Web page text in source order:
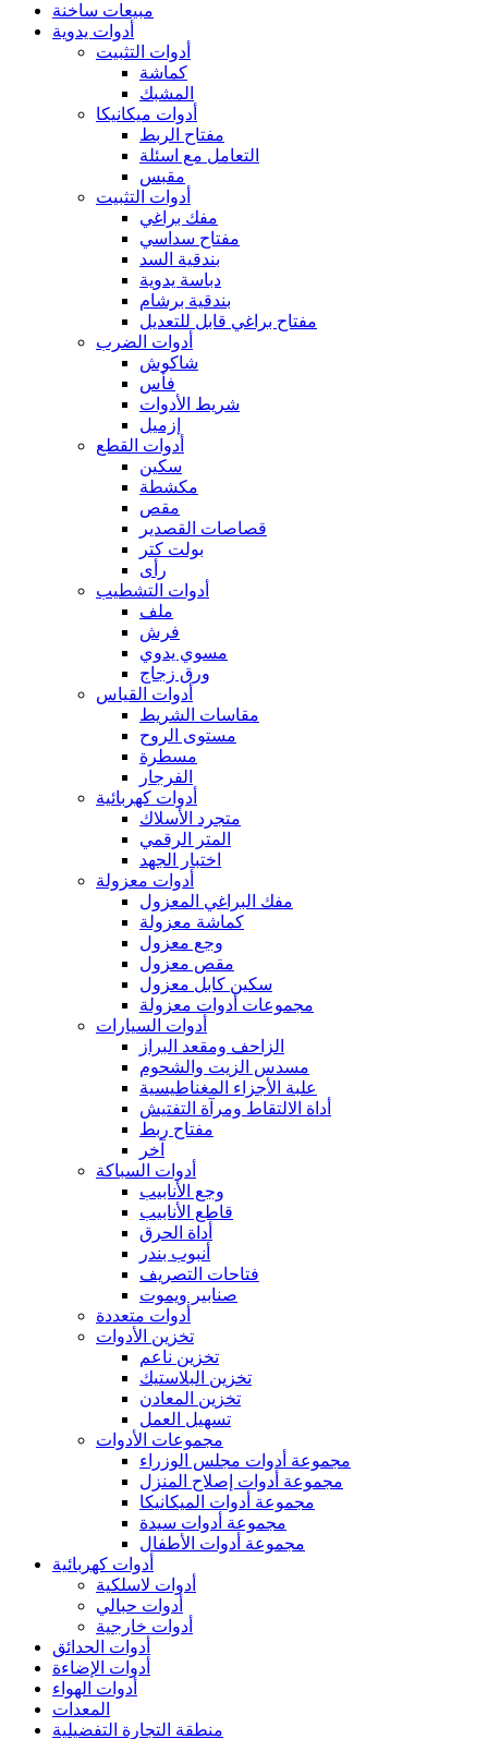
مبيعات ساخنة
أدوات يدوية
أدوات التثبيت
كماشة
المشبك
أدوات ميكانيكا
مفتاح الربط
التعامل مع اسئلة
مقبس
أدوات التثبيت
مفك براغي
مفتاح سداسي
بندقية السد
دباسة يدوية
بندقية برشام
مفتاح براغي قابل للتعديل
أدوات الضرب
شاكوش
فأس
شريط الأدوات
إزميل
أدوات القطع
سكين
مكشطة
مقص
قصاصات القصدير
بولت كتر
رأى
أدوات التشطيب
ملف
فرش
مسوي يدوي
ورق زجاج
أدوات القياس
مقاسات الشريط
مستوى الروح
مسطرة
الفرجار
أدوات كهربائية
متجرد الأسلاك
المتر الرقمي
اختبار الجهد
أدوات معزولة
مفك البراغي المعزول
كماشة معزولة
وجع معزول
مقص معزول
سكين كابل معزول
مجموعات أدوات معزولة
أدوات السيارات
الزاحف ومقعد البراز
مسدس الزيت والشحوم
علبة الأجزاء المغناطيسية
أداة الالتقاط ومرآة التفتيش
مفتاح ربط
آخر
أدوات السباكة
وجع الأنابيب
قاطع الأنابيب
أداة الحرق
أنبوب بندر
فتاحات التصريف
صنابير ويموت
أدوات متعددة
تخزين الأدوات
تخزين ناعم
تخزين البلاستيك
تخزين المعادن
تسهيل العمل
مجموعات الأدوات
مجموعة أدوات مجلس الوزراء
مجموعة أدوات إصلاح المنزل
مجموعة أدوات الميكانيكا
مجموعة أدوات سيدة
مجموعة أدوات الأطفال
أدوات كهربائية
أدوات لاسلكية
أدوات حبالي
أدوات خارجية
أدوات الحدائق
أدوات الإضاءة
أدوات الهواء
المعدات
منطقة التجارة التفضيلية